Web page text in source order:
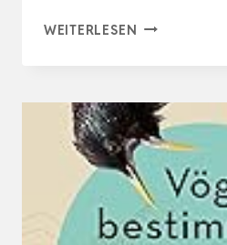
WEITERLESEN
EBEN I
N D
EINEM G
ARTEN. A
LLE 6